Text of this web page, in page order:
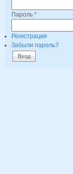
Пароль *
Регистрация
Забыли пароль?